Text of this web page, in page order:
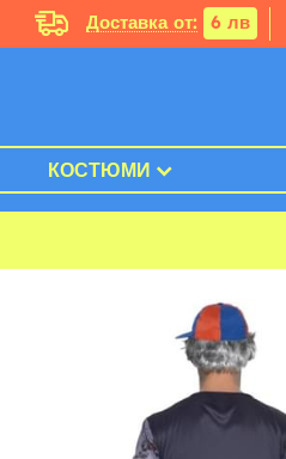
Доставка от: 6 лв
КОСТЮМИ